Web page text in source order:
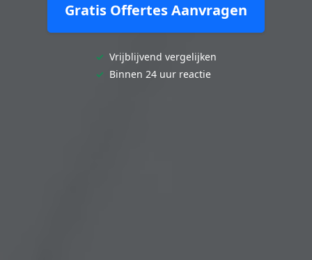
Gratis Offertes Aanvragen
✓ Vrijblijvend vergelijken
✓ Binnen 24 uur reactie